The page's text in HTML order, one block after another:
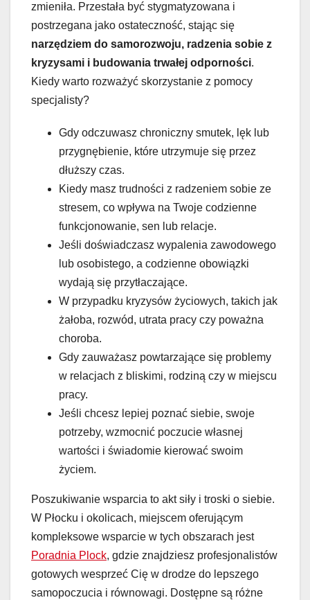
zmieniła. Przestała być stygmatyzowana i
postrzegana jako ostateczność, stając się
narzędziem do samorozwoju, radzenia sobie z
kryzysami i budowania trwałej odporności.
Kiedy warto rozważyć skorzystanie z pomocy
specjalisty?
Gdy odczuwasz chroniczny smutek, lęk lub
przygnębienie, które utrzymuje się przez
dłuższy czas.
Kiedy masz trudności z radzeniem sobie ze
stresem, co wpływa na Twoje codzienne
funkcjonowanie, sen lub relacje.
Jeśli doświadczasz wypalenia zawodowego
lub osobistego, a codzienne obowiązki
wydają się przytłaczające.
W przypadku kryzysów życiowych, takich jak
żałoba, rozwód, utrata pracy czy poważna
choroba.
Gdy zauważasz powtarzające się problemy
w relacjach z bliskimi, rodziną czy w miejscu
pracy.
Jeśli chcesz lepiej poznać siebie, swoje
potrzeby, wzmocnić poczucie własnej
wartości i świadomie kierować swoim
życiem.
Poszukiwanie wsparcia to akt siły i troski o siebie.
W Płocku i okolicach, miejscem oferującym
kompleksowe wsparcie w tych obszarach jest
Poradnia Plock, gdzie znajdziesz profesjonalistów
gotowych wesprzeć Cię w drodze do lepszego
samopoczucia i równowagi. Dostępne są różne